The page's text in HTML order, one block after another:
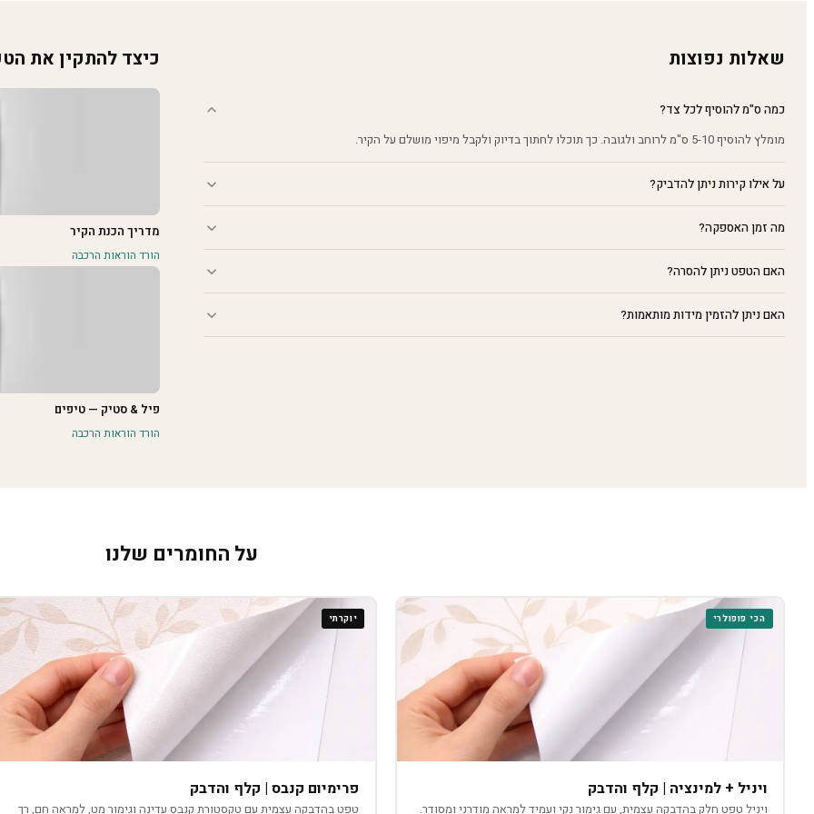
שאלות נפוצות
כמה ס"מ להוסיף לכל צד?
מומלץ להוסיף 5-10 ס"מ לרוחב ולגובה. כך תוכלו לחתוך בדיוק ולקבל מיפוי מושלם על הקיר.
על אילו קירות ניתן להדביק?
מה זמן האספקה?
האם הטפט ניתן להסרה?
האם ניתן להזמין מידות מותאמות?
כיצד להתקין את
מדריך הכנת הקיר
הורד הוראות הרכבה
פיל & סטיק — טיפים
הורד הוראות הרכבה
על החומרים שלנו
הכי פופולרי
ויניל + למינציה | קלף והדבק
ויניל טפט חלק בהדבקה עצמית, עם גימור נקי ועמיד למראה מודרני ומסודר.
יוקרתי
פרימיום קנבס | קלף והדבק
טפט בהדבקה עצמית עם טקסטורת קנבס עדינה וגימור מט, למראה חם, רך